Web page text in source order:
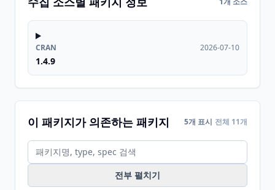
CRAN
1.4.9
2026-07-10
이 패키지가 의존하는 패키지 5개 표시 전체 11개
전부 펼치기